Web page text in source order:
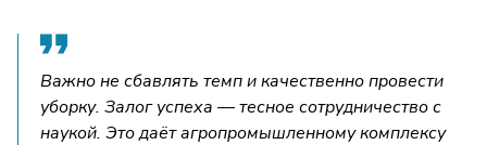
Важно не сбавлять темп и качественно провести
уборку. Залог успеха — тесное сотрудничество с
наукой. Это даёт агропромышленному комплексу